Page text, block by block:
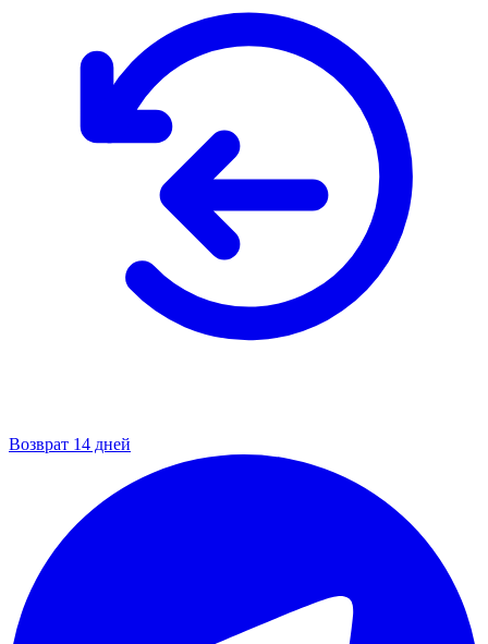
Возврат 14 дней